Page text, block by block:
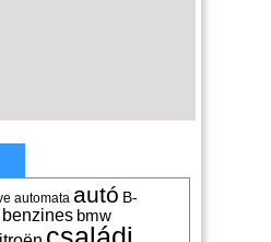
automata autó B-
benzines bmw